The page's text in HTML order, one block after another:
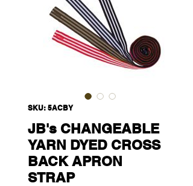
SKU: 5ACBY
JB's CHANGEABLE
YARN DYED CROSS
BACK APRON
STRAP